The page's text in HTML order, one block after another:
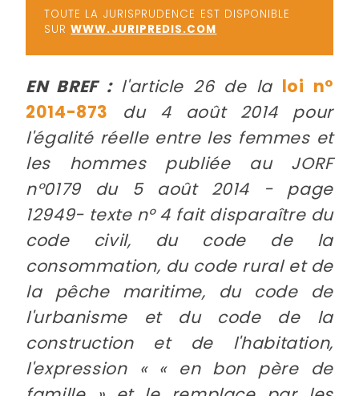
TOUTE LA JURISPRUDENCE EST DISPONIBLE
SURWWW.JURIPREDIS.COM
EN BREF :l'article 26 de la loi n°
2014-873 du 4 août 2014 pour
l'égalité réelle entre les femmes et
les hommes publiée au JORF
n°0179 du 5 août 2014 - page
12949- texte n° 4 fait disparaître du
code civil, du code de la
consommation, du code rural et de
la pêche maritime, du code de
l'urbanisme et du code de la
construction et de l'habitation,
l'expression « « en bon père de